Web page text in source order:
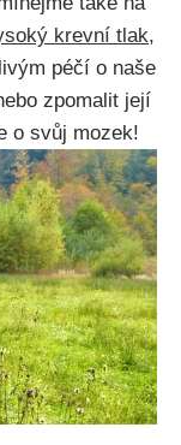
krevní tlak,
péčí o naše
zpomalit její
o svůj mozek!